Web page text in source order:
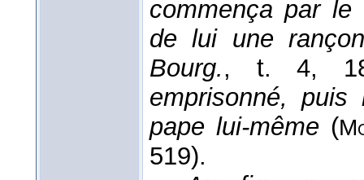
commença par
de lui une
Bourg., t. 4,
emprisonné,
pape lui-même (
519).